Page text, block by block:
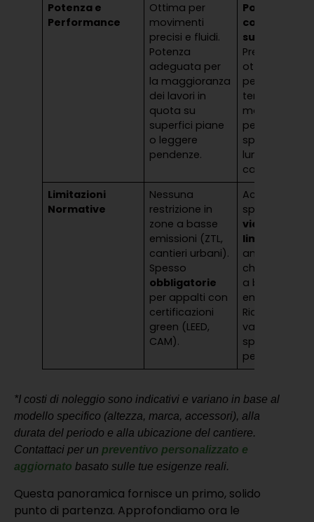
Potenza e
Performance
Ottima per
movimenti
precisi e fluidi.
Potenza
adeguata per
la maggioranza
dei lavori in
quota su
superfici piane
o leggere
pendenze.
Potenza e
coppia
superiori
Prestazioni
ottimali su
pendii,
terreni
morbidi e
per
spostamenti
lunghi in
cantiere.
Limitazioni
Normative
Nessuna
restrizione in
zone a basse
emissioni (ZTL,
cantieri urbani).
Spesso
obbligatorie
per appalti con
certificazioni
green (LEED,
CAM).
Accesso
spesso
vietato o
limitato
ambienti
chiusi e zone
a basse
emissioni.
Richiedono
valutazione
specifica
per rumore.
*I costi di noleggio sono indicativi e variano in base al
modello specifico (altezza, marca, accessori), alla
durata del periodo e alla ubicazione del cantiere.
Contattaci per un preventivo personalizzato e
aggiornato basato sulle tue esigenze reali.
Questa panoramica fornisce un primo, solido
punto di partenza. Approfondiamo ora le